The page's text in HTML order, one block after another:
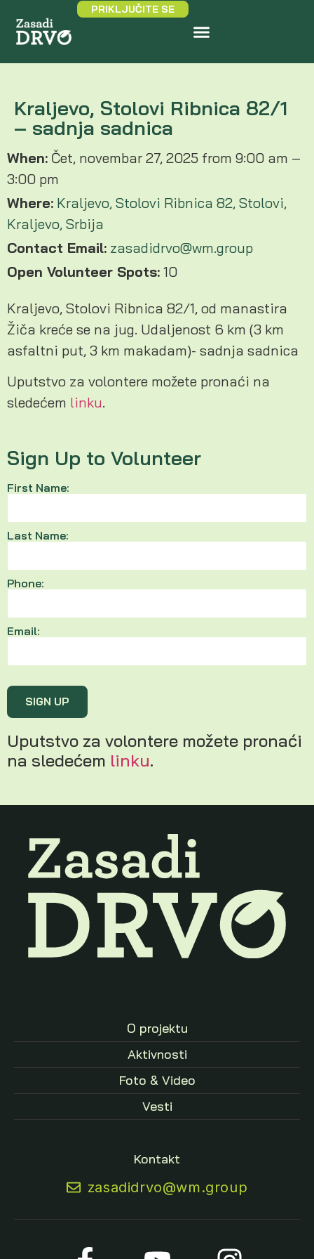
PRIKLJUČITE SE
Kraljevo, Stolovi Ribnica 82/1
– sadnja sadnica
When: Čet, novembar 27, 2025 from 9:00 am –
3:00 pm
Where: Kraljevo, Stolovi Ribnica 82, Stolovi,
Kraljevo, Srbija
Contact Email: zasadidrvo@wm.group
Open Volunteer Spots: 10
Kraljevo, Stolovi Ribnica 82/1, od manastira
Žiča kreće se na jug. Udaljenost 6 km (3 km
asfaltni put, 3 km makadam)- sadnja sadnica
Uputstvo za volontere možete pronaći na
sledećem linku.
Sign Up to Volunteer
First Name:
Last Name:
Phone:
Email:
Uputstvo za volontere možete pronaći
na sledećem linku.
Kontakt
zasadidrvo@wm.group
O projektu
Aktivnosti
Foto & Video
Vesti